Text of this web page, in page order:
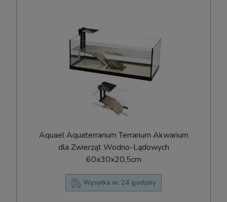
Aquael Aquaterrarium Terrarium Akwarium
dla Zwierząt Wodno-Lądowych
60x30x20,5cm
Wysyłka w: 24 godziny